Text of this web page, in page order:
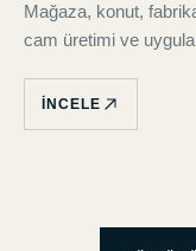
Mağaza, konut,
cam üretimi ve
İNCELE